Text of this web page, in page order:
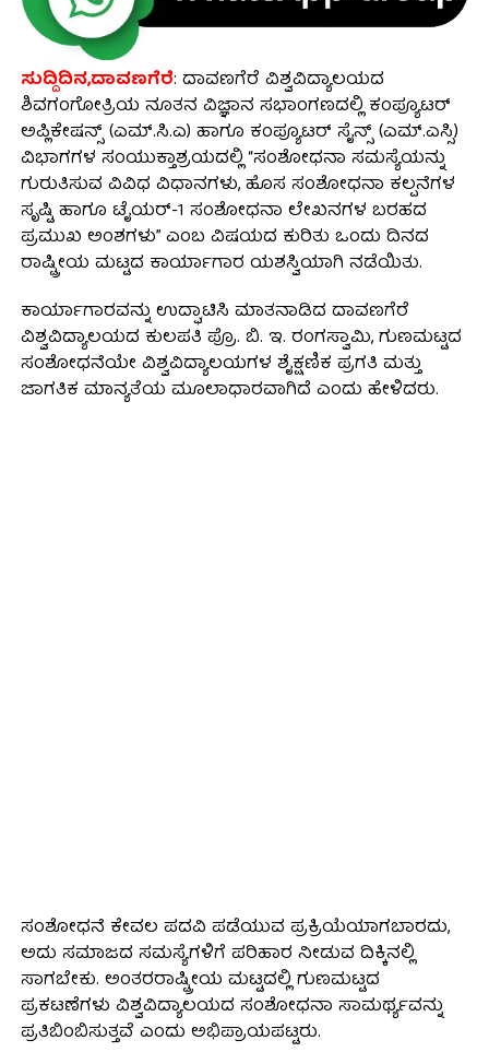
ಸುದ್ದಿದಿನ,ದಾವಣಗೆರೆ: ದಾವಣಗೆರೆ ವಿಶ್ವವಿದ್ಯಾಲಯದ
ಶಿವಗಂಗೋತ್ರಿಯ ನೂತನ ವಿಜ್ಞಾನ ಸಭಾಂಗಣದಲ್ಲಿ ಕಂಪ್ಯೂಟರ್
ಅಪ್ಲಿಕೇಷನ್ಸ್ (ಎಮ್.ಸಿ.ಎ) ಹಾಗೂ ಕಂಪ್ಯೂಟರ್ ಸೈನ್ಸ್ (ಎಮ್.ಎಸ್ಸಿ)
ವಿಭಾಗಗಳ ಸಂಯುಕ್ತಾಶ್ರಯದಲ್ಲಿ “ಸಂಶೋಧನಾ ಸಮಸ್ಯೆಯನ್ನು
ಗುರುತಿಸುವ ವಿವಿಧ ವಿಧಾನಗಳು, ಹೊಸ ಸಂಶೋಧನಾ ಕಲ್ಪನೆಗಳ
ಸೃಷ್ಟಿ ಹಾಗೂ ಟೈಯರ್-1 ಸಂಶೋಧನಾ ಲೇಖನಗಳ ಬರಹದ
ಪ್ರಮುಖ ಅಂಶಗಳು” ಎಂಬ ವಿಷಯದ ಕುರಿತು ಒಂದು ದಿನದ
ರಾಷ್ಟ್ರೀಯ ಮಟ್ಟದ ಕಾರ್ಯಾಗಾರ ಯಶಸ್ವಿಯಾಗಿ ನಡೆಯಿತು.
ಕಾರ್ಯಾಗಾರವನ್ನು ಉದ್ಘಾಟಿಸಿ ಮಾತನಾಡಿದ ದಾವಣಗೆರೆ
ವಿಶ್ವವಿದ್ಯಾಲಯದ ಕುಲಪತಿ ಪ್ರೊ. ಬಿ. ಇ. ರಂಗಸ್ವಾಮಿ, ಗುಣಮಟ್ಟದ
ಸಂಶೋಧನೆಯೇ ವಿಶ್ವವಿದ್ಯಾಲಯಗಳ ಶೈಕ್ಷಣಿಕ ಪ್ರಗತಿ ಮತ್ತು
ಜಾಗತಿಕ ಮಾನ್ಯತೆಯ ಮೂಲಾಧಾರವಾಗಿದೆ ಎಂದು ಹೇಳಿದರು.
ಸಂಶೋಧನೆ ಕೇವಲ ಪದವಿ ಪಡೆಯುವ ಪ್ರಕ್ರಿಯೆಯಾಗಬಾರದು,
ಅದು ಸಮಾಜದ ಸಮಸ್ಯೆಗಳಿಗೆ ಪರಿಹಾರ ನೀಡುವ ದಿಕ್ಕಿನಲ್ಲಿ
ಸಾಗಬೇಕು. ಅಂತರರಾಷ್ಟ್ರೀಯ ಮಟ್ಟದಲ್ಲಿ ಗುಣಮಟ್ಟದ
ಪ್ರಕಟಣೆಗಳು ವಿಶ್ವವಿದ್ಯಾಲಯದ ಸಂಶೋಧನಾ ಸಾಮರ್ಥ್ಯವನ್ನು
ಪ್ರತಿಬಿಂಬಿಸುತ್ತವೆ ಎಂದು ಅಭಿಪ್ರಾಯಪಟ್ಟರು.